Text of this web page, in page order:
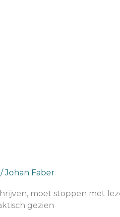
/Johan Faber
moet stoppen met
gezien